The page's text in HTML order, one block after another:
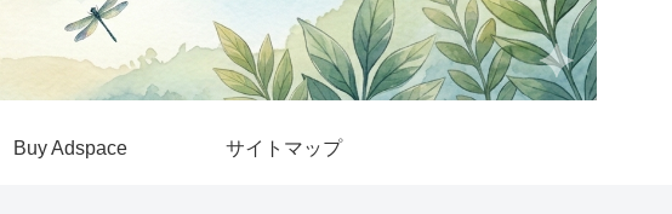
Buy Adspace サイトマップ